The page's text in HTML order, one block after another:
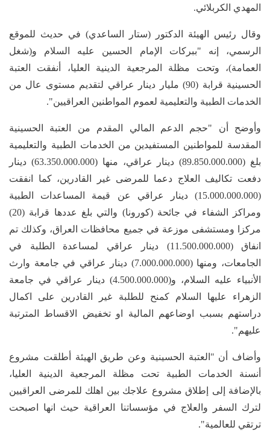
المهدي الكربلائي.
وقال رئيس الهيئة الدكتور (ستار الساعدي) في حديث للموقع
الرسمي، إنه "ببركات الإمام الحسين عليه السلام و(شغل
العمامة)، وتحت مظلة المرجعية الدينية العليا، أنفقت العتبة
الحسينية قرابة (90) مليار دينار عراقي لتقديم مستوى عال من
الخدمات الطبية والتعليمية لعموم المواطنين العراقيين".
وأوضح أن "حجم الدعم المالي المقدم من العتبة الحسينية
المقدسة للمواطنين المستفيدين من الخدمات الطبية والتعليمية
بلغ (89.850.000.000) دينار عراقي، منها (63.350.000.000) دينار
دفعت تكاليف العلاج دعما للمرضى غير القادرين، كما انفقت
(15.000.000.000) دينار عراقي عن قيمة المساعدات الطبية
ومراكز الشفاء في جائحة (كورونا) والتي بلغ عددها قرابة (20)
مركزا ومستشفى موزعة في جميع محافظات العراق، وكذلك تم
انفاق (11.500.000.000) دينار عراقي لمساعدة الطلبة في
الجامعات، ومنها (7.000.000.000) دينار عراقي في جامعة وارث
الأنبياء عليه السلام، و(4.500.000.000) دينار عراقي في جامعة
الزهراء عليها السلام كمنح للطلبة غير القادرين على اكمال
دراستهم بسبب اوضاعهم المالية او تخفيض الاقساط المترتبة
عليهم".
وأضاف أن "العتبة الحسينية وعن طريق الهيئة أطلقت مشروع
أنسنة الخدمات الطبية تحت مظلة المرجعية الدينية العليا،
بالإضافة إلى إطلاق مشروع علاجك بين اهلك للمرضى العراقيين
لترك السفر والعلاج في مؤسساتنا العراقية حيث انها اصبحت
ترتقي للعالمية".